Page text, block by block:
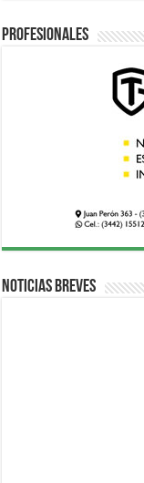
Profesionales
Noticias breves